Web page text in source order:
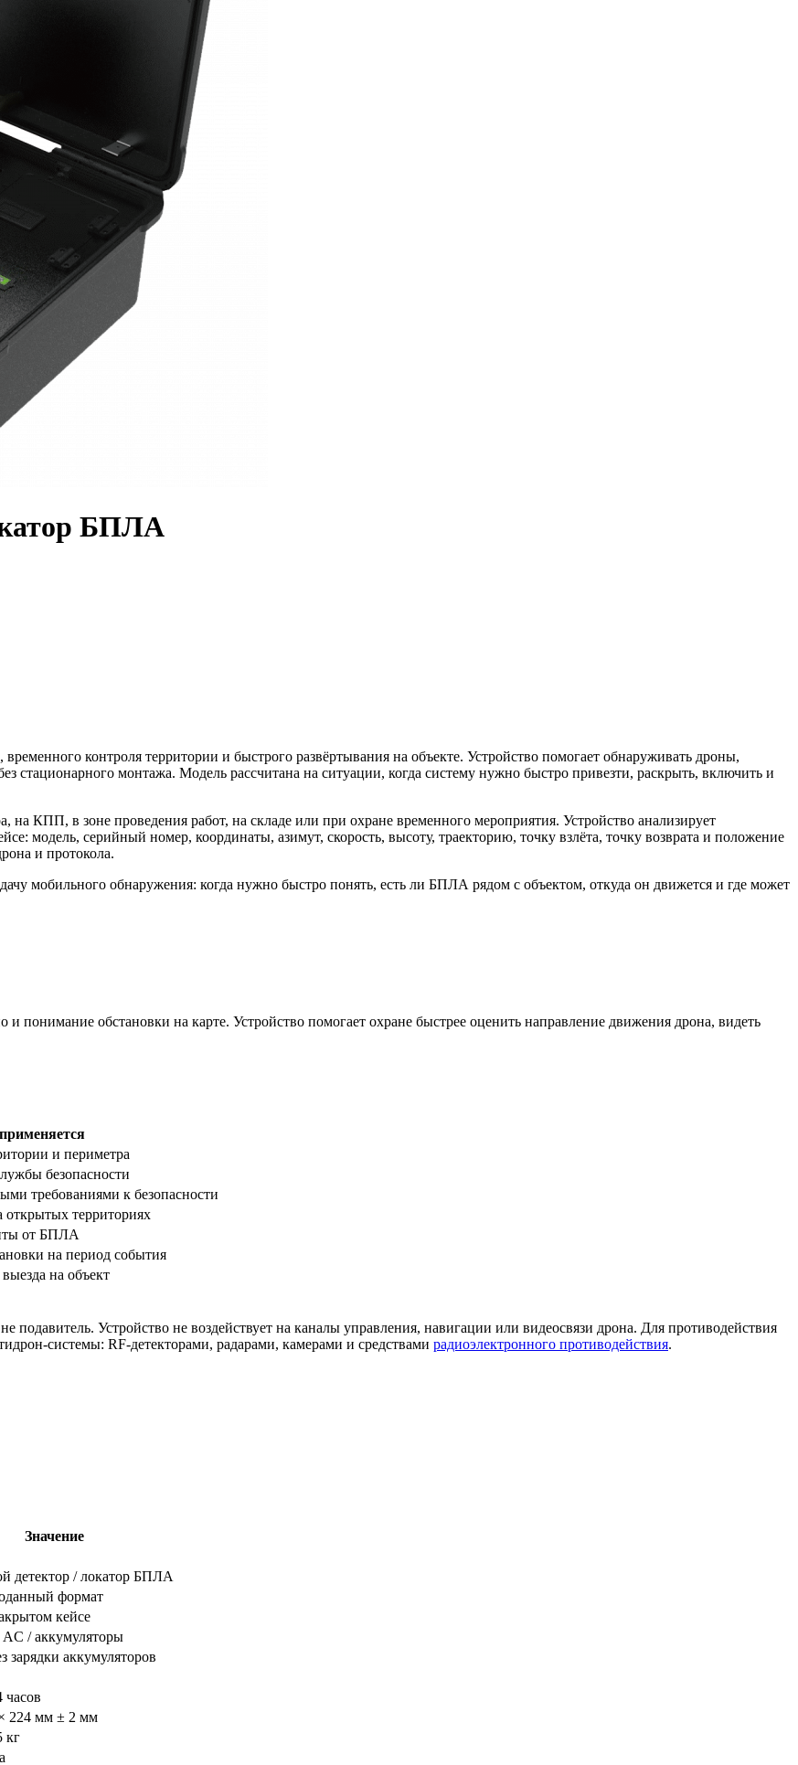
БПЛА
контроля территории и быстрого развёртывания на объекте. Устройство помогает обнаруживать дроны,
стационарного монтажа. Модель рассчитана на ситуации, когда систему нужно быстро привезти, раскрыть, включить и
КПП, в зоне проведения работ, на складе или при охране временного мероприятия. Устройство анализирует
модель, серийный номер, координаты, азимут, скорость, высоту, траекторию, точку взлёта, точку возврата и положение
и протокола.
мобильного обнаружения: когда нужно быстро понять, есть ли БПЛА рядом с объектом, откуда он движется и где может
понимание обстановки на карте. Устройство помогает охране быстрее оценить направление движения дрона, видеть
и периметра
безопасности
требованиями к безопасности
открытых территориях
от БПЛА
на период события
на объект
подавитель. Устройство не воздействует на каналы управления, навигации или видеосвязи дрона. Для противодействия
системы: RF-детекторами, радарами, камерами и средствами радиоэлектронного противодействия.
Значение
детектор / локатор БПЛА
формат
кейсе
/ аккумуляторы
зарядки аккумуляторов
часов
224 мм ± 2 мм
кг